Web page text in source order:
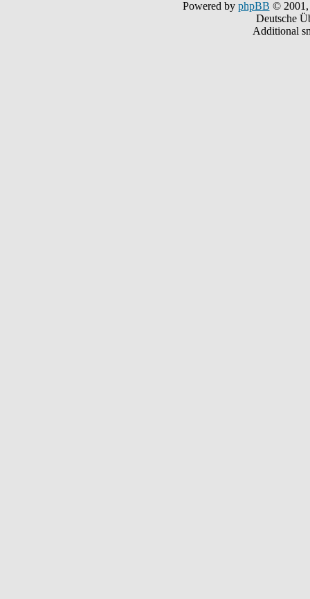
Powered by phpBB © 2001,
Deutsche
Additional